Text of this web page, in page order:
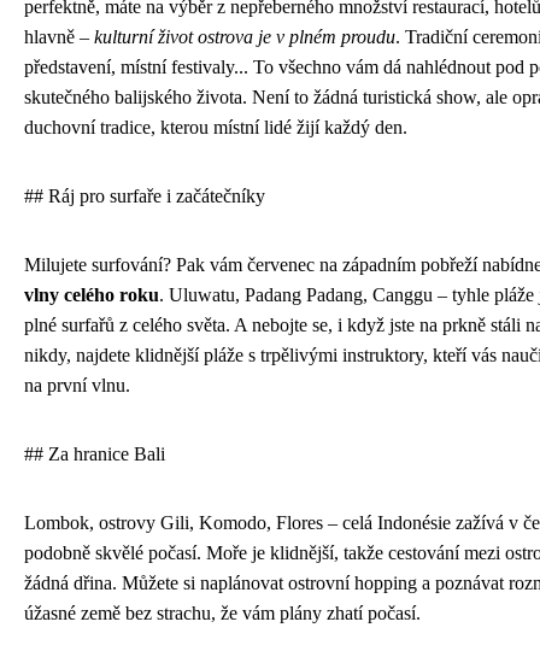
perfektně, máte na výběr z nepřeberného množství restaurací,
hlavně – kulturní život ostrova je v plném proudu. Tradiční
představení, místní festivaly... To všechno vám dá nahlédnout pod
skutečného balijského života. Není to žádná turistická show, ale
duchovní tradice, kterou místní lidé žijí každý den.
## Ráj pro surfaře i začátečníky
Milujete surfování? Pak vám červenec na západním pobřeží
vlny celého roku. Uluwatu, Padang Padang, Canggu – tyhle pláže
plné surfařů z celého světa. A nebojte se, i když jste na prkně stáli
nikdy, najdete klidnější pláže s trpělivými instruktory, kteří vás
na první vlnu.
## Za hranice Bali
Lombok, ostrovy Gili, Komodo, Flores – celá Indonésie zažívá v
podobně skvělé počasí. Moře je klidnější, takže cestování mezi
žádná dřina. Můžete si naplánovat ostrovní hopping a poznávat
úžasné země bez strachu, že vám plány zhatí počasí.